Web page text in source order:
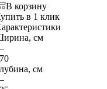
В корзину
в 1 клик
см
см